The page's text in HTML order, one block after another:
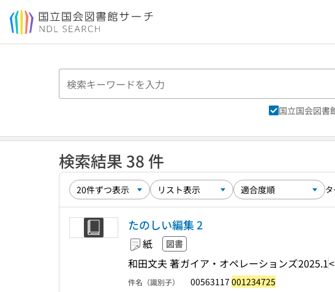
本文へ移動
国立国会図書
検索結果 38 件
たのしい編集 2
紙 図書
和田文夫 著ガイア・オペレーションズ2025.1
件名（識別子） 00563117 001234725